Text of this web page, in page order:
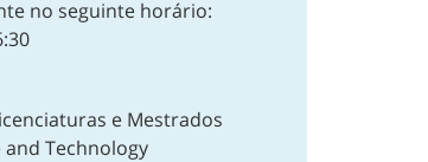
no seguinte horário:
e Mestrados
and Technology